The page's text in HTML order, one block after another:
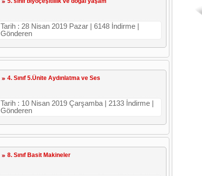
Tarih : 28 Nisan 2019 Pazar | 6148 İndirme |
Gönderen
4. Sınıf 5.Ünite Aydınlatma ve Ses
Tarih : 10 Nisan 2019 Çarşamba | 2133 İndirme |
Gönderen
8. Sınıf Basit Makineler